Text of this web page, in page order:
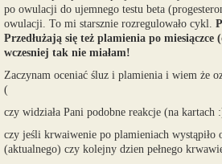
po owulacji do ujemnego testu beta
owulacji. To mi starsznie rozregulowało cykl.
Przedłużają się też plamienia po
wczesniej tak nie miałam!
Zaczynam oceniać śluz i plamienia i wiem że
(
czy widziała Pani podobne reakcje (na kartach
czy jeśli krwaiwenie po plamieniach
(aktualnego) czy kolejny dzien pełnego